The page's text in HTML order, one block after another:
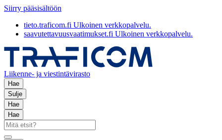
Siirry pääsisältöön
tieto.traficom.fi Ulkoinen verkkopalvelu.
saavutettavuusvaatimukset.fi Ulkoinen verkkopalvelu.
Liikenne- ja viestintävirasto
Hae
Sulje
Hae
Hae